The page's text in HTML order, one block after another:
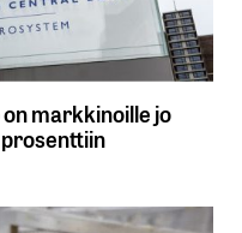
markkinoille jo